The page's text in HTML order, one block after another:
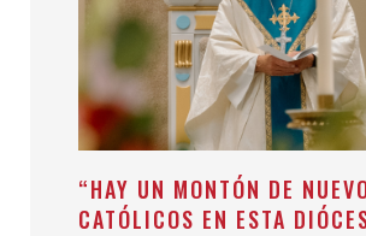
“HAY UN MONTÓN DE
CATÓLICOS EN ESTA